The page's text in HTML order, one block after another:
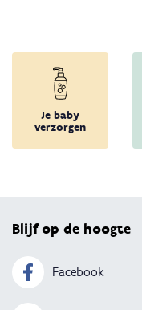
Je baby
verzorgen
Blijf op de hoogte
Facebook